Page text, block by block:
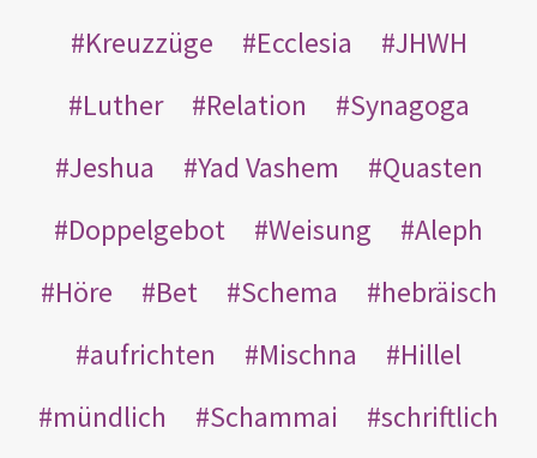
Kreuzzüge
Ecclesia
JHWH
Luther
Relation
Synagoga
Jeshua
Yad Vashem
Quasten
Doppelgebot
Weisung
Aleph
Höre
Bet Schema
hebräisch
aufrichten
Mischna
Hillel
mündlich
Schammai
schriftlich